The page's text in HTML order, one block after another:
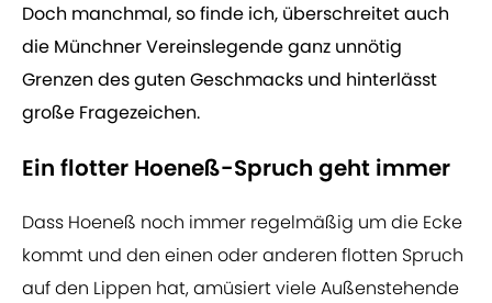
Doch manchmal, so finde ich, überschreitet auch
die Münchner Vereinslegende ganz unnötig
Grenzen des guten Geschmacks und hinterlässt
große Fragezeichen.
Ein flotter Hoeneß-Spruch geht immer
Dass Hoeneß noch immer regelmäßig um die Ecke
kommt und den einen oder anderen flotten Spruch
auf den Lippen hat, amüsiert viele Außenstehende